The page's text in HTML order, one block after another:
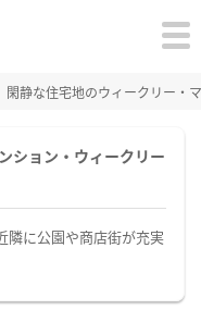
閑静な住宅地のウィークリー・
ション・ウィークリー
隣に公園や商店街が充実